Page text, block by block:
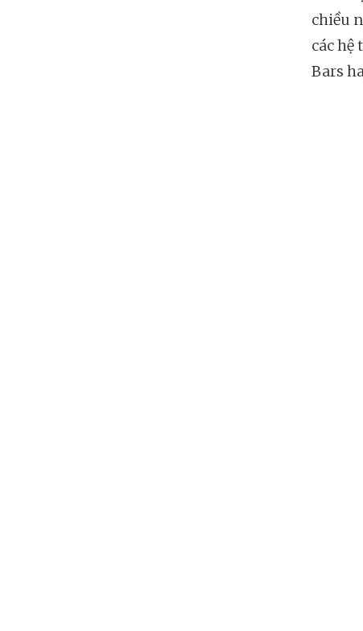
chiều
các hệ
Bars